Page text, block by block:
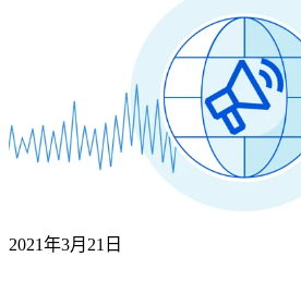
2021年3月21日